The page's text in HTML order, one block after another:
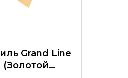
Grand Line